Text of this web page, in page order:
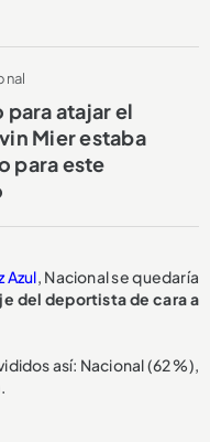
para atajar el
Mier estaba
para este
Azul, Nacional se quedaría
del deportista de cara a
así: Nacional (62 %),